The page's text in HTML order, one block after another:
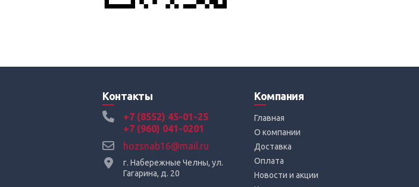
Контакты
+7 (8552) 45-01-25
+7 (960) 041-0201
hozsnab16@mail.ru
г. Набережные Челны, ул.
Гагарина, д. 20
Компания
Главная
О компании
Доставка
Оплата
Новости и акции